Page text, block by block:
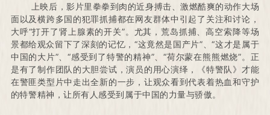
上映后，影片里拳拳到肉的近身搏击、激燃酷爽的动作大场
面以及横跨多国的犯罪抓捕都在网友群体中引起了关注和讨论，
大呼“打开了肾上腺素的开关”。 尤其，荒岛抓捕、高空索降等场
景都给观众留下了深刻的记忆，“这竟然是国产片”、“这才是属于
中国的大片”、“感受到了特警的精神”、“荷尔蒙在熊熊燃烧”。 正
是有了制作团队的大胆尝试，演员的用心演绎，《特警队》才能
在警匪类型片中走出全新的一步，让观众看到代表着热血和守护
的特警精神，让所有人感受到属于中国的力量与骄傲。